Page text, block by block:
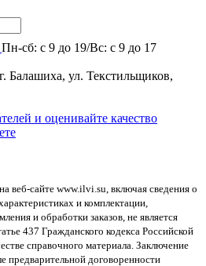
Пн-сб: с 9 до 19/Вс: с 9 до 17
Балашиха, ул. Текстильщиков,
веб-сайте www.ilvi.su, включая сведения о
и комплектации,
и обработки заказов, не является
437 Гражданского кодекса Российской
справочного материала. Заключение
предварительной договоренности